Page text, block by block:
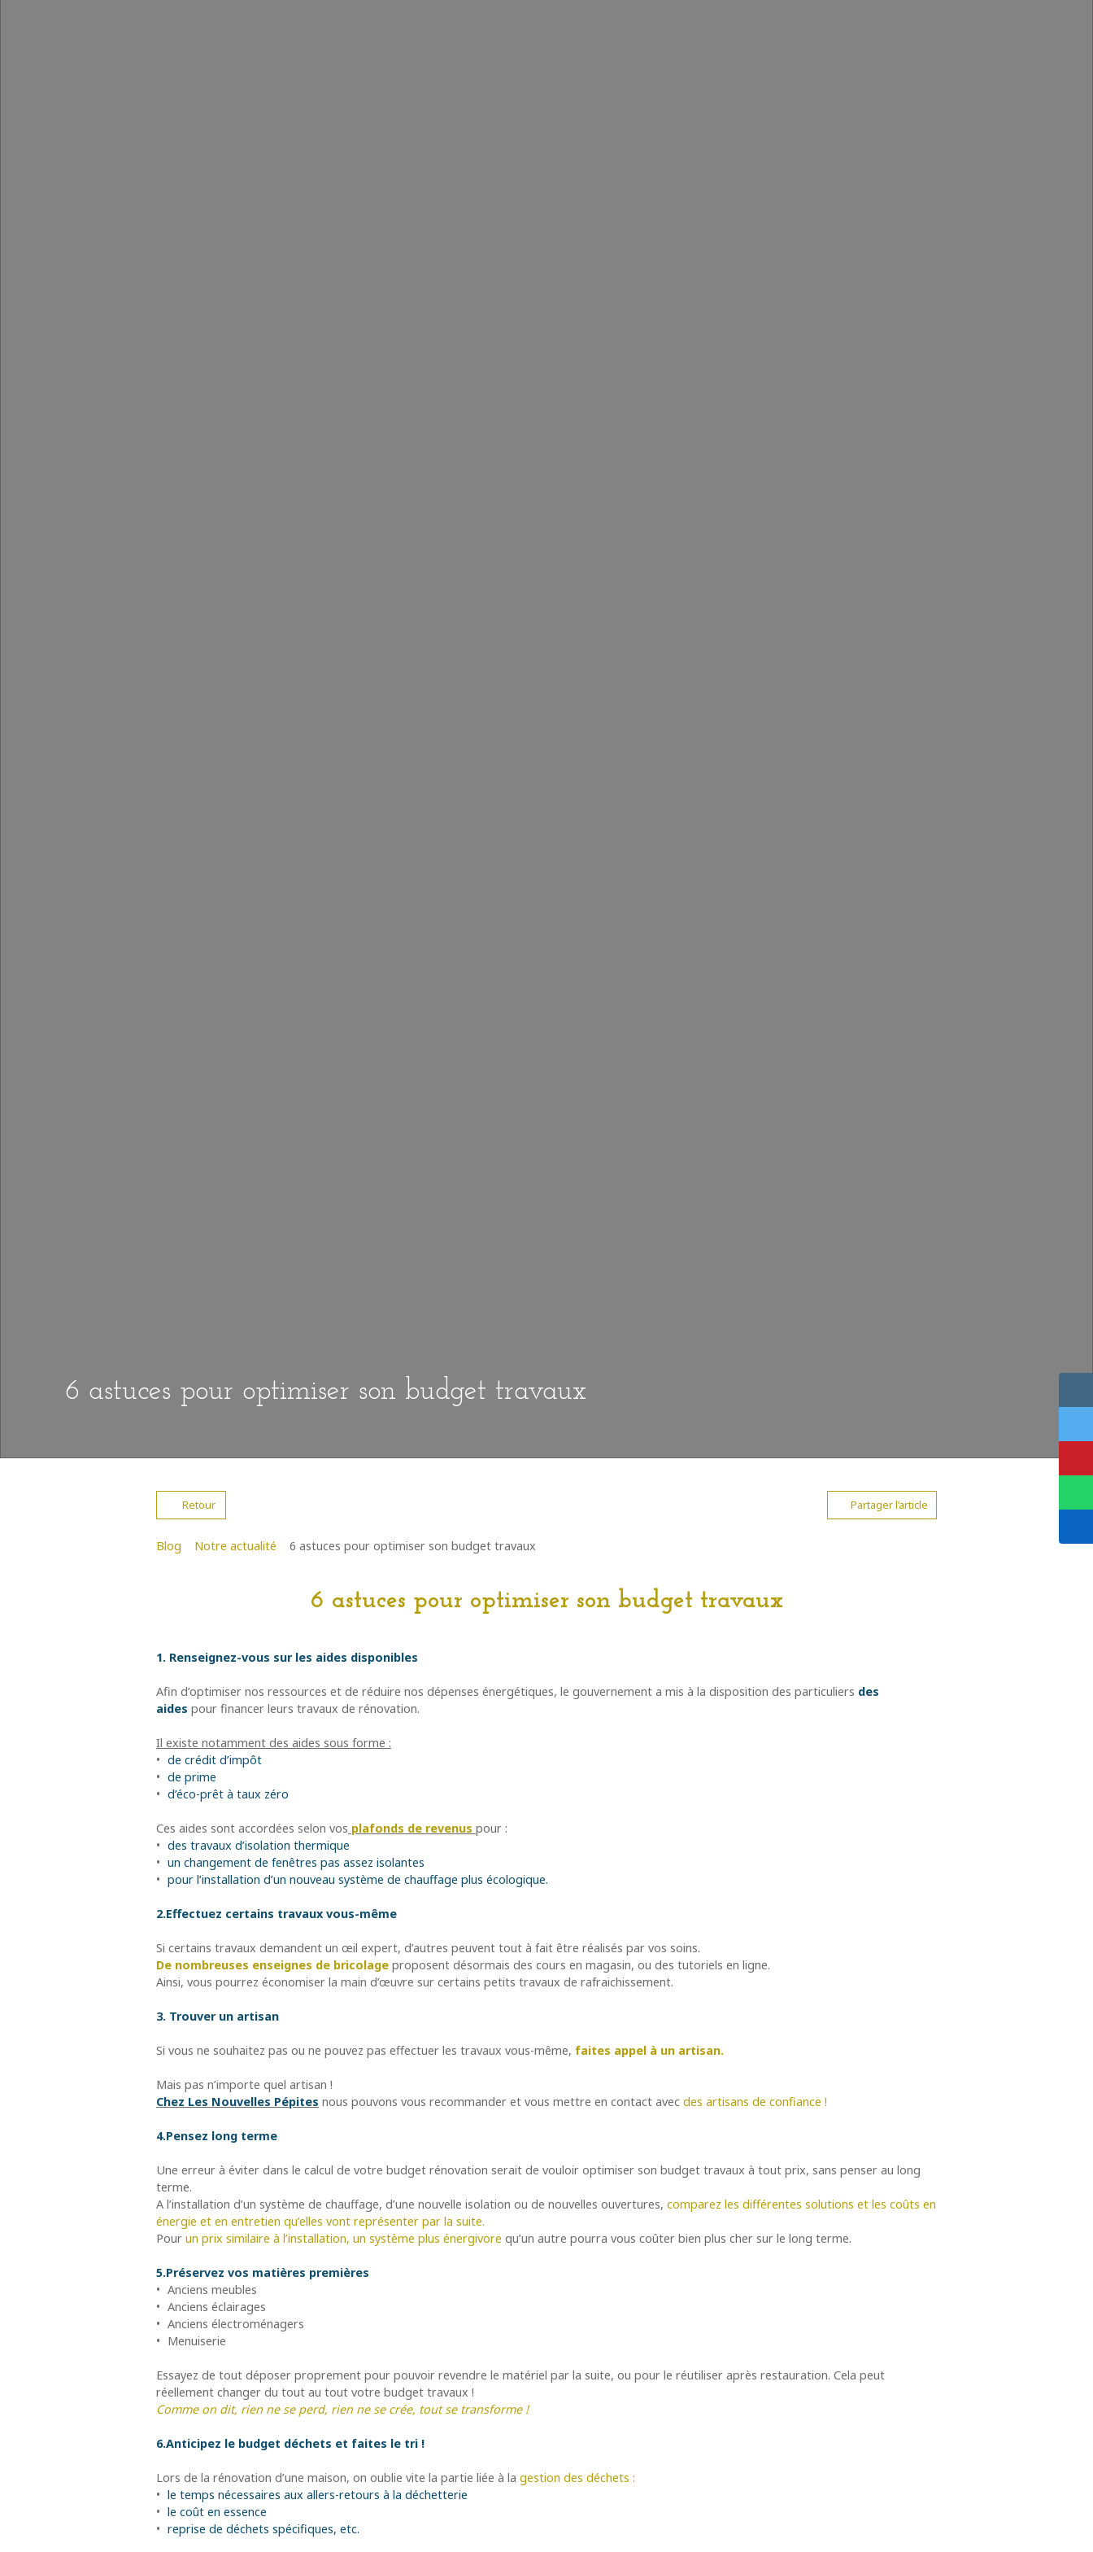
6 astuces pour optimiser son budget travaux
Retour Partager l’article
Blog Notre actualité 6 astuces pour optimiser son budget travaux
6 astuces pour optimiser son budget travaux
1. Renseignez-vous sur les aides disponibles
Afin d’optimiser nos ressources et de réduire nos dépenses énergétiques, le gouvernement a mis à la disposition des particuliers des
aides pour financer leurs travaux de rénovation.
Il existe notamment des aides sous forme :
de crédit d’impôt
de prime
d’éco-prêt à taux zéro
Ces aides sont accordées selon vos plafonds de revenus pour :
des travaux d’isolation thermique
un changement de fenêtres pas assez isolantes
pour l’installation d’un nouveau système de chauffage plus écologique.
2.Effectuez certains travaux vous-même
Si certains travaux demandent un œil expert, d’autres peuvent tout à fait être réalisés par vos soins.
De nombreuses enseignes de bricolage proposent désormais des cours en magasin, ou des tutoriels en ligne.
Ainsi, vous pourrez économiser la main d’œuvre sur certains petits travaux de rafraichissement.
3. Trouver un artisan
Si vous ne souhaitez pas ou ne pouvez pas effectuer les travaux vous-même, faites appel à un artisan.
Mais pas n’importe quel artisan !
Chez Les Nouvelles Pépites nous pouvons vous recommander et vous mettre en contact avec des artisans de confiance !
4.Pensez long terme
Une erreur à éviter dans le calcul de votre budget rénovation serait de vouloir optimiser son budget travaux à tout prix, sans penser au long
terme.
A l’installation d’un système de chauffage, d’une nouvelle isolation ou de nouvelles ouvertures, comparez les différentes solutions et les coûts en
énergie et en entretien qu’elles vont représenter par la suite.
Pour un prix similaire à l’installation, un système plus énergivore qu’un autre pourra vous coûter bien plus cher sur le long terme.
5.Préservez vos matières premières
Anciens meubles
Anciens éclairages
Anciens électroménagers
Menuiserie
Essayez de tout déposer proprement pour pouvoir revendre le matériel par la suite, ou pour le réutiliser après restauration. Cela peut
réellement changer du tout au tout votre budget travaux !
Comme on dit, rien ne se perd, rien ne se crée, tout se transforme !
6.Anticipez le budget déchets et faites le tri !
Lors de la rénovation d’une maison, on oublie vite la partie liée à la gestion des déchets :
le temps nécessaires aux allers-retours à la déchetterie
le coût en essence
reprise de déchets spécifiques, etc.